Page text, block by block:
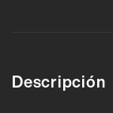
Descripción